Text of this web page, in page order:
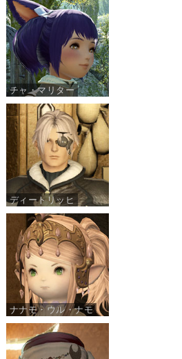
チャ・マリター
ディートリッヒ
ナナモ・ウル・ナモ